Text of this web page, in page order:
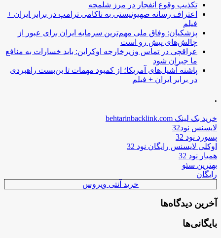
تکذیب وقوع انفجار در مرز شلمچه
اعتراف رسانه صهیونیستی به ناکامی ترامپ در برابر ایران +
فیلم
پزشکیان: وفاق ملی مهم‌ترین سرمایه ایران برای عبور از
چالش‌های پیش رو است
عراقچی در تماس وزیرخارجه اوکراین: باید خسارات به منافع
ما جبران شود
پاشنه آشیل‌های آمریکا؛ از کمبود مهمات تا بن‌بست راهبردی
در برابر ایران + فیلم
.
خرید بک لینک behtarinbacklink.com
لایسنس نود32
پسورد نود 32
اوکلی لایسنس رایگان نود 32
همیار نود 32
بهترین سئو
رایگان
خرید آنتی ویروس
آخرین دیدگاه‌ها
بایگانی‌ها